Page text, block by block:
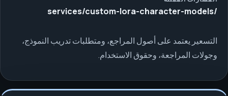
/services/custom-lora-character-models
التسعير يعتمد على أصول المراجع، ومتطلبات تدريب النموذج،
وجولات المراجعة، وحقوق الاستخدام.